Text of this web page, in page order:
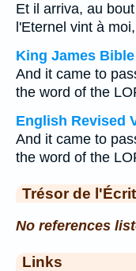
Et il arriva, au
l'Eternel vint à
King James Bible
And it came to
the word of the
English Revised
And it came to
the word of the
Trésor de
No references
Links